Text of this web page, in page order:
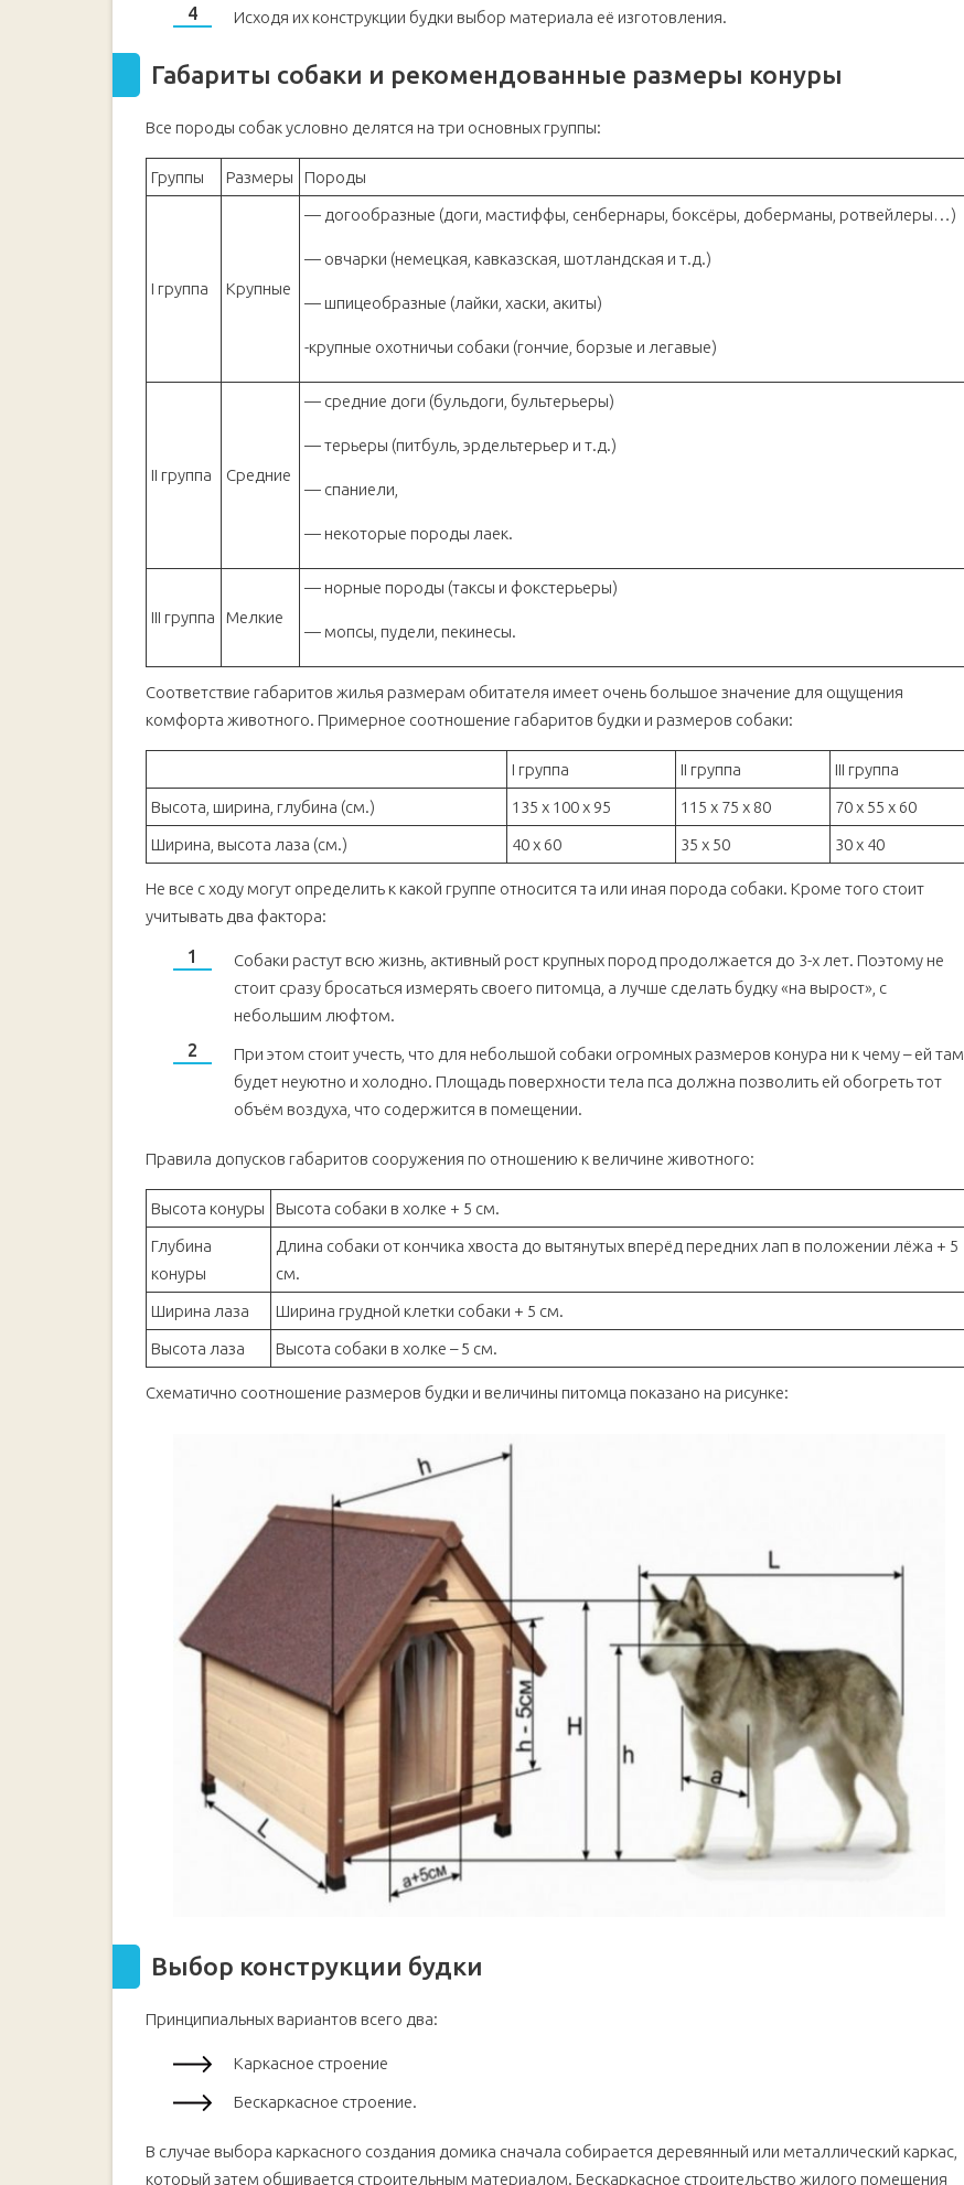
Исходя их конструкции будки выбор материала её изготовления.
Габариты собаки и рекомендованные размеры конуры
Все породы собак условно делятся на три основных группы:
Группы Размеры Породы
I группа Крупные
— догообразные (доги, мастиффы, сенбернары, боксёры, доберманы, ротвейлеры…)
— овчарки (немецкая, кавказская, шотландская и т.д.)
— шпицеобразные (лайки, хаски, акиты)
-крупные охотничьи собаки (гончие, борзые и легавые)
II группа Средние
— средние доги (бульдоги, бультерьеры)
— терьеры (питбуль, эрдельтерьер и т.д.)
— спаниели,
— некоторые породы лаек.
III группа Мелкие
— норные породы (таксы и фокстерьеры)
— мопсы, пудели, пекинесы.
Соответствие габаритов жилья размерам обитателя имеет очень большое значение для ощущения
комфорта животного. Примерное соотношение габаритов будки и размеров собаки:
I группа II группа
III группа
Высота, ширина, глубина (см.)
135 х 100 х 95 115 х 75 х 80
70 х 55 х 60
Ширина, высота лаза (см.)
40 х 60 35 х 50 30 х 40
Не все с ходу могут определить к какой группе относится та или иная порода собаки. Кроме того стоит
учитывать два фактора:
Собаки растут всю жизнь, активный рост крупных пород продолжается до 3-х лет. Поэтому не
стоит сразу бросаться измерять своего питомца, а лучше сделать будку «на вырост», с
небольшим люфтом.
При этом стоит учесть, что для небольшой собаки огромных размеров конура ни к чему – ей там
будет неуютно и холодно. Площадь поверхности тела пса должна позволить ей обогреть тот
объём воздуха, что содержится в помещении.
Правила допусков габаритов сооружения по отношению к величине животного:
Высота конуры
Высота собаки в холке + 5 см.
Глубина
конуры
Длина собаки от кончика хвоста до вытянутых вперёд передних лап в положении лёжа + 5
см.
Ширина лаза
Ширина грудной клетки собаки + 5 см.
Высота лаза
Высота собаки в холке – 5 см.
Схематично соотношение размеров будки и величины питомца показано на рисунке:
Выбор конструкции будки
Принципиальных вариантов всего два:
Каркасное строение
Бескаркасное строение.
В случае выбора каркасного создания домика сначала собирается деревянный или металлический каркас,
который затем обшивается строительным материалом. Бескаркасное строительство жилого помещения